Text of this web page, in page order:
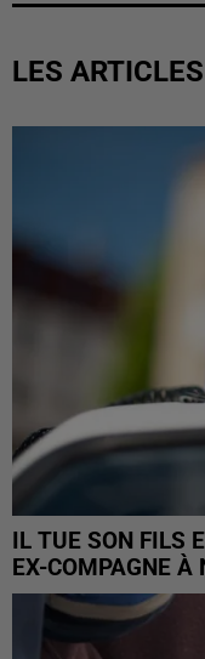
LES
IL TUE SON FILS
EX-COMPAGNE À